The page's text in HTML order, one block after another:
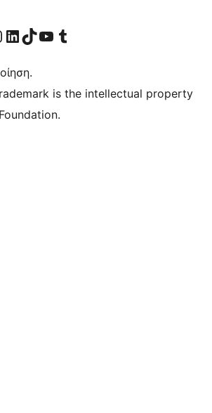
μας στο Facebook
τον λογαριασμό μας Instagram
Επισκεφθείτε τον λογαριασμό μας LinkedIn
Visit our TikTok account
Visit our YouTube channel
Visit our Tumblr account
is the intellectual property